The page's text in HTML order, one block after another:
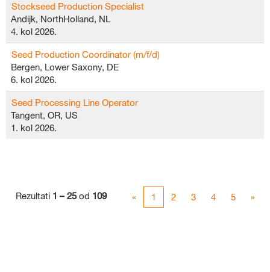
Stockseed Production Specialist
Andijk, NorthHolland, NL
4. kol 2026.
Seed Production Coordinator (m/f/d)
Bergen, Lower Saxony, DE
6. kol 2026.
Seed Processing Line Operator
Tangent, OR, US
1. kol 2026.
Rezultati 1 – 25od 109 « 1 2 3 4 5 »